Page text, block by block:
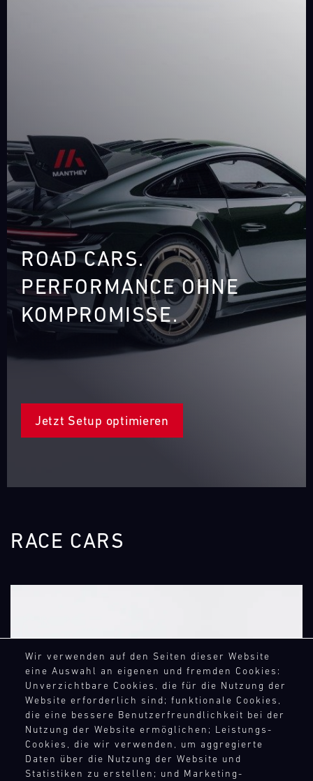
Wir verwenden auf den Seiten dieser Website
eine Auswahl an eigenen und fremden Cookies:
Unverzichtbare Cookies, die für die Nutzung der
Website erforderlich sind; funktionale Cookies,
die eine bessere Benutzerfreundlichkeit bei der
Nutzung der Website ermöglichen; Leistungs-
Cookies, die wir verwenden, um aggregierte
Daten über die Nutzung der Website und
Statistiken zu erstellen; und Marketing-
ROAD CARS.
PERFORMANCE OHNE
KOMPROMISSE.
Jetzt Setup optimieren
RACE CARS
NEXT